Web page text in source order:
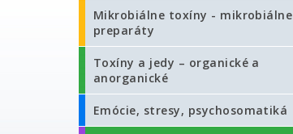
Mikrobiálne toxíny - mikrobiálne
preparáty
Toxíny a jedy – organické a
anorganické
Emócie, stresy, psychosomatiká